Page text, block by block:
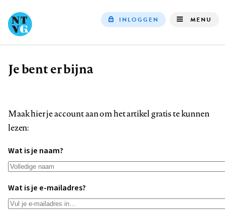
INLOGGEN MENU
Kruimelpad
Je bent er bijna
Maak hier je account aan om het artikel gratis te kunnen
lezen:
Wat is je naam?
Wat is je e-mailadres?